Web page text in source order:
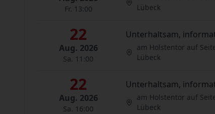
Fr. 13:00
Lübeck
22
Aug. 2026
Sa. 11:00
Unterhaltsam,
am Holstentor auf
Lübeck
22
Aug. 2026
Sa. 16:00
Unterhaltsam,
am Holstentor auf
Lübeck